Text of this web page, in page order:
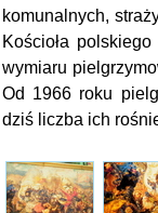
komunalnych,
Kościoła
wymiaru
Od 1966 roku
dziś liczba ich